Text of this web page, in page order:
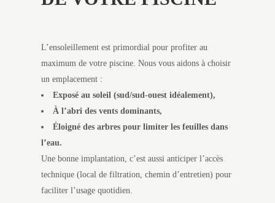
L’ensoleillement est primordial pour profiter au
maximum de votre piscine. Nous vous aidons à choisir
un emplacement :
Exposé au soleil (sud/sud-ouest idéalement),
À l’abri des vents dominants,
Éloigné des arbres pour limiter les feuilles dans
l’eau.
Une bonne implantation, c’est aussi anticiper l’accès
technique (local de filtration, chemin d’entretien) pour
faciliter l’usage quotidien.